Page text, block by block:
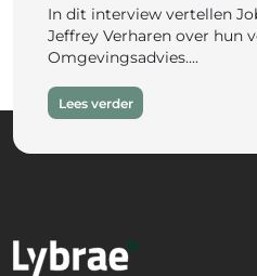
In dit interview vertellen
Jeffrey Verharen over hun
Omgevingsadvies....
Lees verder